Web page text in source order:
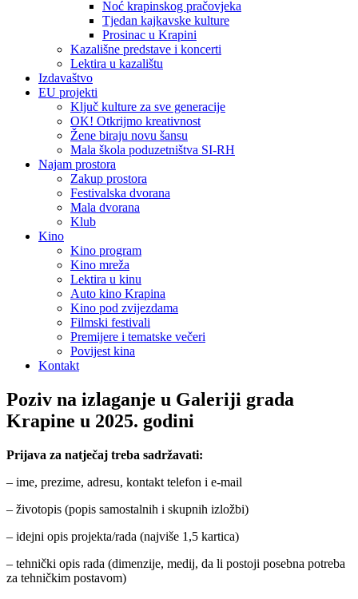
Noć krapinskog pračovjeka
Tjedan kajkavske kulture
Prosinac u Krapini
Kazališne predstave i koncerti
Lektira u kazalištu
Izdavaštvo
EU projekti
Ključ kulture za sve generacije
OK! Otkrijmo kreativnost
Žene biraju novu šansu
Mala škola poduzetništva SI-RH
Najam prostora
Zakup prostora
Festivalska dvorana
Mala dvorana
Klub
Kino
Kino program
Kino mreža
Lektira u kinu
Auto kino Krapina
Kino pod zvijezdama
Filmski festivali
Premijere i tematske večeri
Povijest kina
Kontakt
Poziv na izlaganje u Galeriji grada
Krapine u 2025. godini
Prijava za natječaj treba sadržavati:
– ime, prezime, adresu, kontakt telefon i e-mail
– životopis (popis samostalnih i skupnih izložbi)
– idejni opis projekta/rada (najviše 1,5 kartica)
– tehnički opis rada (dimenzije, medij, da li postoji posebna potreba
za tehničkim postavom)